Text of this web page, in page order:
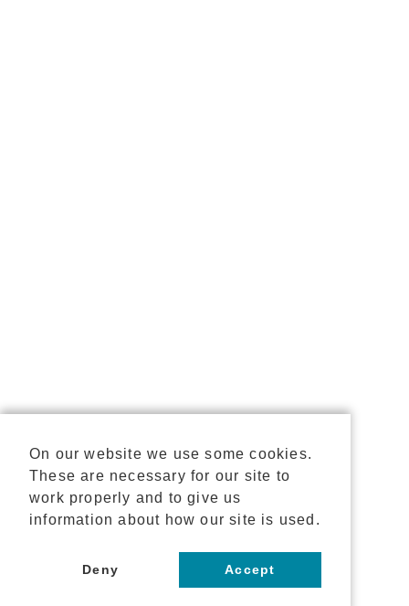
On our website we use some cookies.
These are necessary for our site to
work properly and to give us
information about how our site is used.
Deny Accept